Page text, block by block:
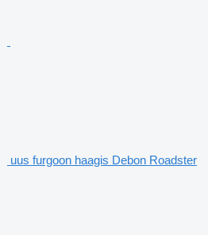
uus furgoon haagis Debon Roadster